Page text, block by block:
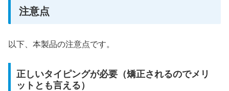
注意点
以下、本製品の注意点です。
正しいタイピングが必要（矯正されるのでメリ
ットとも言える）